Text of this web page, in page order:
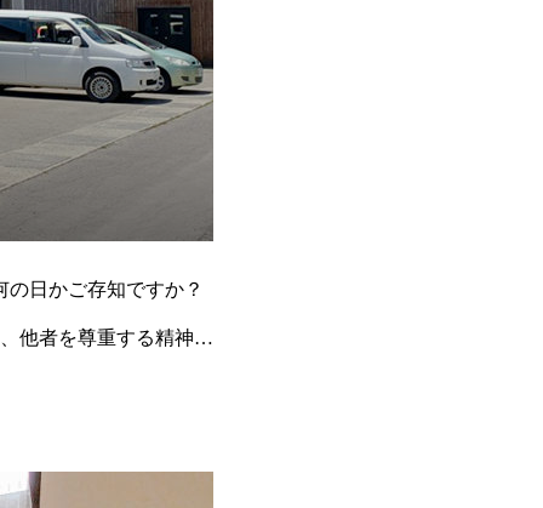
日かご存知ですか？
他者を尊重する精神を